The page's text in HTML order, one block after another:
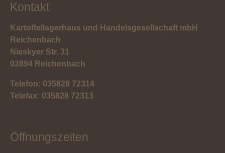
Kontakt
Kartoffellagerhaus und Handelsgesellschaft mbH
Reichenbach
Nieskyer Str. 31
02894 Reichenbach
Telefon: 035828 72314
Telefax: 035828 72313
Öffnungszeiten